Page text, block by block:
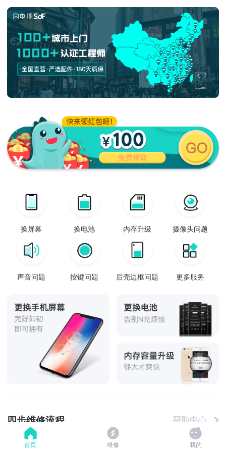
换屏幕 换电池 内存升级 摄像头问题
声音问题 按键问题 后壳边框问题 更多服务
四步维修流程 帮助中心
首页 维修 我的